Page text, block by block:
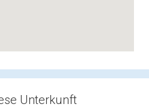
Unterkunft